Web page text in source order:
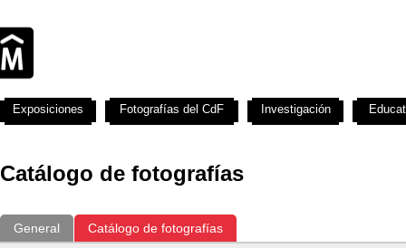
Catálogo de fotografías
General Catálogo de fotografías
Exposiciones Fotografías del CdF Investigación